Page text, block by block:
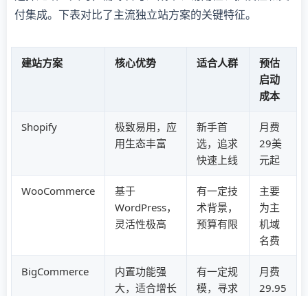
付集成。下表对比了主流独立站方案的关键特征。
建站方案 核心优势 适合人群
预估
启动
成本
Shopify
极致易用，应
用生态丰富
新手首
选，追求
快速上线
月费
29美
元起
WooCommerce
基于
WordPress，
灵活性极高
有一定技
术背景，
预算有限
主要
为主
机域
名费
BigCommerce
内置功能强
大，适合增长
有一定规
模，寻求
月费
29.95